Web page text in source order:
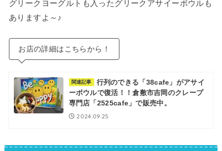
グリークヨーグルトも入ったグリークアサイーボウルも
ありますよ～♪
お店の詳細はこちらから！
関連記事
行列のできる「38cafe」がアサイ
ーボウルで復活！！倉敷市吉岡のクレープ
専門店「2525cafe」で販売中。
2024.09.25